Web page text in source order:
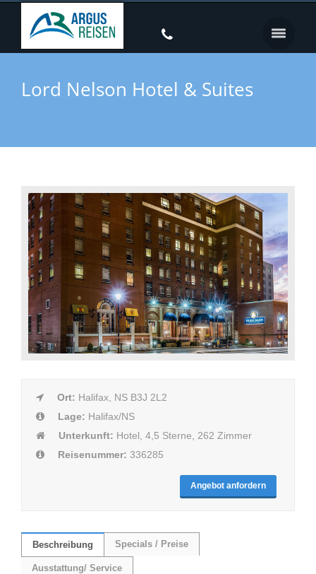
Lord Nelson Hotel & Suites
Ort: Halifax, NS B3J 2L2
Lage: Halifax/NS
Unterkunft: Hotel, 4,5 Sterne, 262 Zimmer
Reisenummer: 336285
Angebot anfordern
Beschreibung Specials / Preise
Ausstattung/ Service